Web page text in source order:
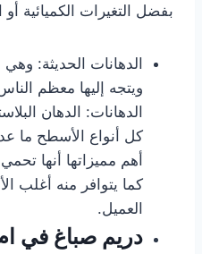
بفضل التغيرات الكميائية
الدهانات الحديثة:
ويتجه إليها معظم
الدهانات: الدهان
كل أنواع الأسطح ما
أهم مميزاتها أنها
كما يتوافر منه أغلب
العميل.
دريم صباغ في